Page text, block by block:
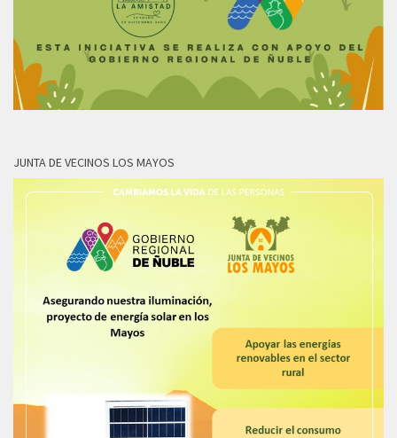
JUNTA DE VECINOS LOS MAYOS